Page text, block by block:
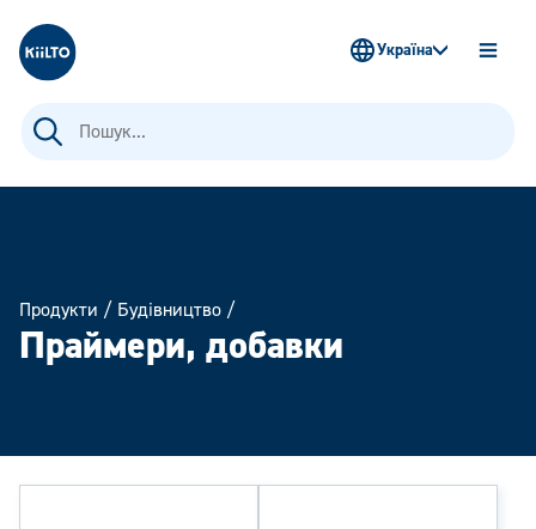
Kiilto Ukraine
Пошук:
OPEN
Україна
Продукти / Будівництво /
Праймери, добавки